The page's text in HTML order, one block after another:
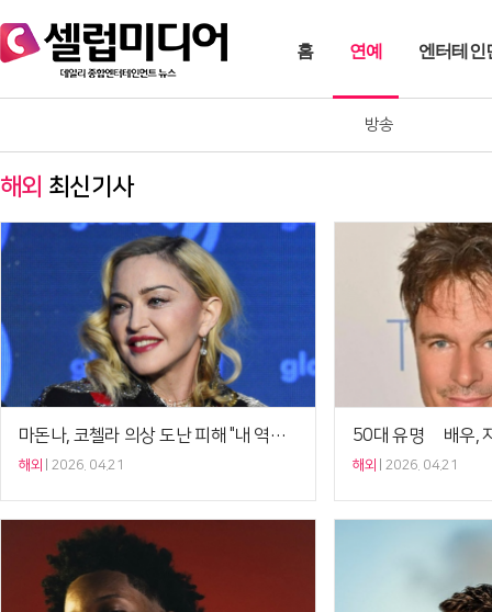
홈 연예
방송
엔터테인
해외 최신기사
마돈나, 코첼라 의상 도난 피해 "내 역사의 일부"[Ce:월드뷰]
해외 2026. 04.21 해외 2026. 04.21